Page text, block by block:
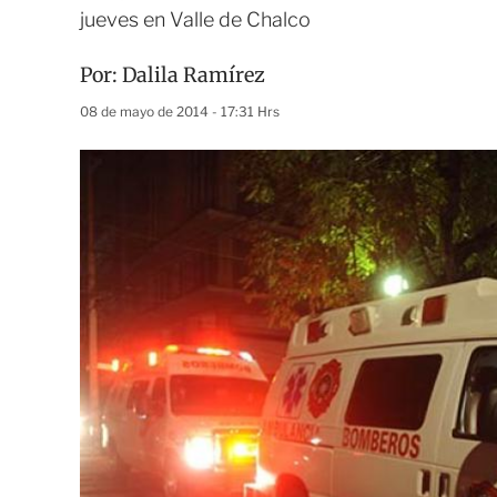
jueves en Valle de Chalco
Por: Dalila Ramírez
08 de mayo de 2014 - 17:31 Hrs